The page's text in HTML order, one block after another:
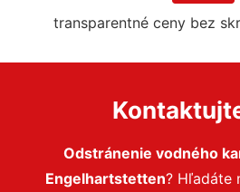
transparentné ceny bez
Odstránenie vodného
Engelhartstetten? Hľadáte